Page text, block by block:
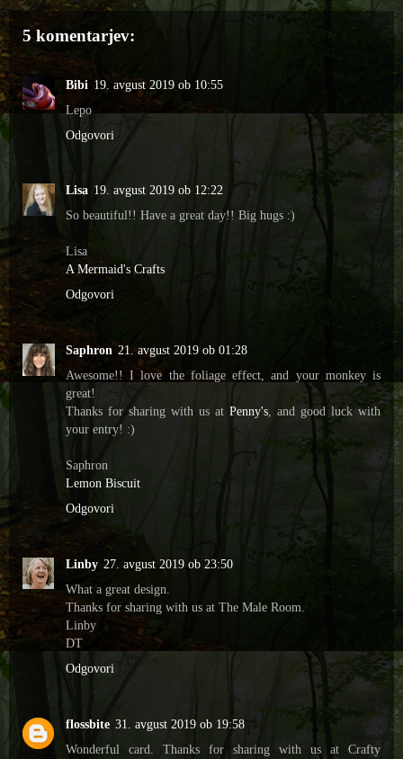
5 komentarjev:
Bibi 19. avgust 2019 ob 10:55
Lepo
Odgovori
Lisa 19. avgust 2019 ob 12:22
So beautiful!! Have a great day!! Big hugs :)
Lisa
A Mermaid's Crafts
Odgovori
Saphron 21. avgust 2019 ob 01:28
Awesome!! I love the foliage effect, and your monkey is
great!
Thanks for sharing with us at Penny's, and good luck with
your entry! :)
Saphron
Lemon Biscuit
Odgovori
Linby 27. avgust 2019 ob 23:50
What a great design.
Thanks for sharing with us at The Male Room.
Linby
DT
Odgovori
flossbite 31. avgust 2019 ob 19:58
Wonderful card. Thanks for sharing with us at Crafty